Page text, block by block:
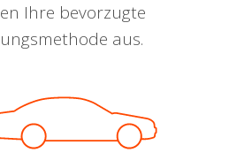
Ihre bevorzugte
aus.